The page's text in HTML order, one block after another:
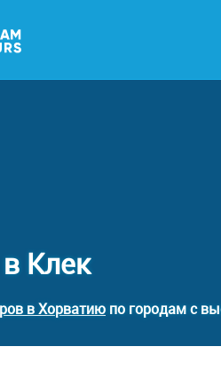
Клек
в Хорватию по городам с